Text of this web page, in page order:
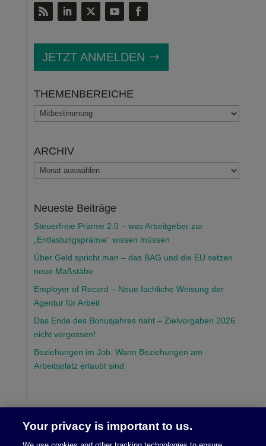
JETZT ANMELDEN
THEMENBEREICHE
THEMENBEREICHE
ARCHIV
ARCHIV
Neueste Beiträge
Steuerfreie Prämie 2.0 – was Arbeitgeber zur
„Entlastungsprämie“ wissen müssen
Über Geld spricht man – das BAG und die EU setzen
neue Maßstäbe
Employer of Record – Neue fachliche Weisung der
Agentur für Arbeit
Das Ende des Bonusjahres naht – Zielvorgaben 2026
nicht vergessen!
Beziehungen im Job: Wann Beziehungen am
Arbeitsplatz erlaubt sind
Your privacy is important to us.